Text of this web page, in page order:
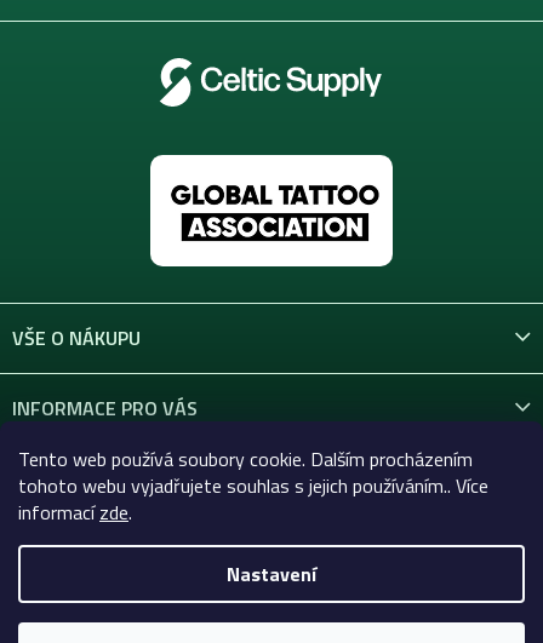
Tento web používá soubory cookie. Dalším procházením
tohoto webu vyjadřujete souhlas s jejich používáním.. Více
informacízde.
Nastavení
VŠE O NÁKUPU
INFORMACE PRO VÁS
KONTAKT
Copyright 2026Celtic-Supply.cz | Vše pro tetování a
permanentní makeup. Všechna práva vyhrazena.